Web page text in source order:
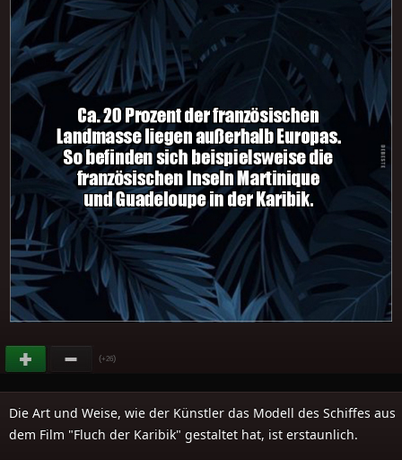
(+26)
Die Art und Weise, wie der Künstler das Modell des Schiffes aus
dem Film "Fluch der Karibik" gestaltet hat, ist erstaunlich.